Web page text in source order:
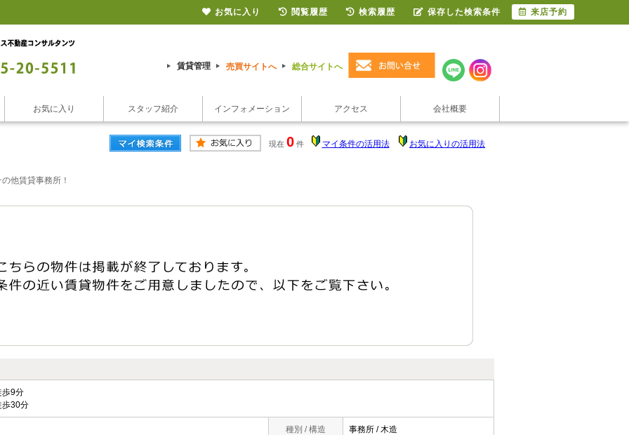
賃貸管理 売買サイトへ 総合サイトへ
お気に入り スタッフ紹介 インフォメーション アクセス 会社概要
現在 0 件 マイ条件の活用法 お気に入りの活用法
他賃貸事務所！
9分
30分
種別 / 構造 事務所 / 木造
お気に入り 閲覧履歴 検索履歴 保存した検索条件 来店予約